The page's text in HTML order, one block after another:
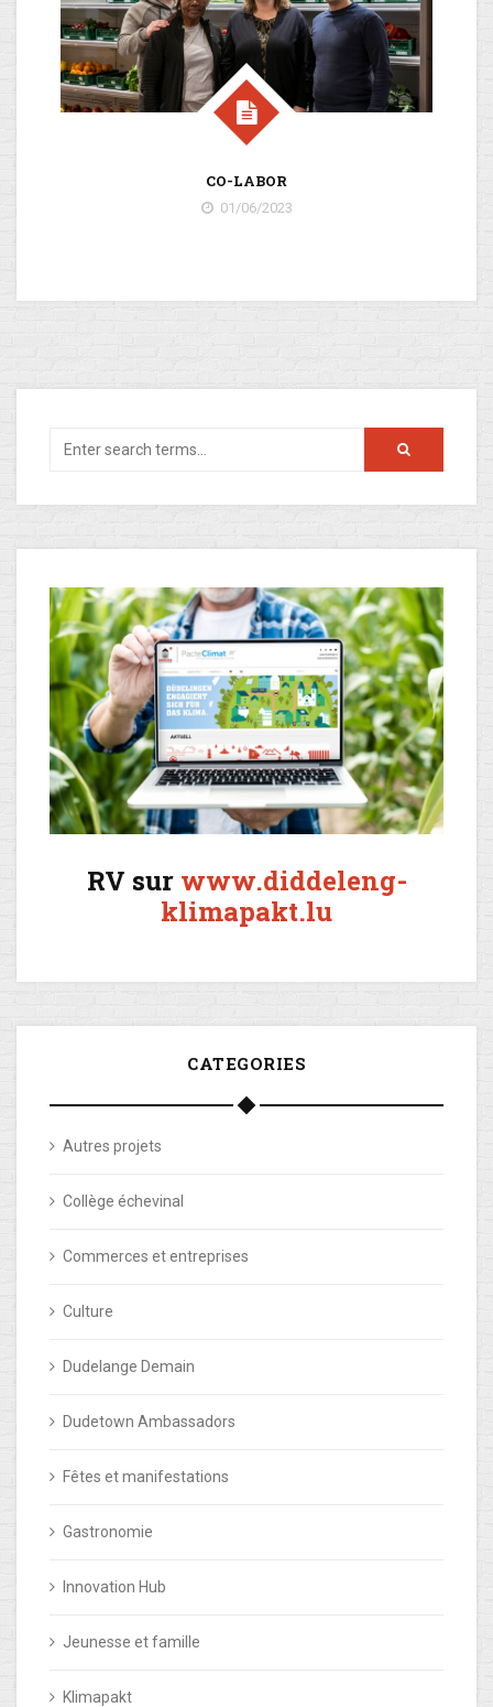
CO-LABOR
01/06/2023
RV sur www.diddeleng-
klimapakt.lu
CATEGORIES
Autres projets
Collège échevinal
Commerces et entreprises
Culture
Dudelange Demain
Dudetown Ambassadors
Fêtes et manifestations
Gastronomie
Innovation Hub
Jeunesse et famille
Klimapakt